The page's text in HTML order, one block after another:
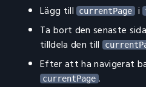
Lägg till currentPage i
Ta bort den senaste
tilldela den till
Efter att ha navigerat
currentPage .